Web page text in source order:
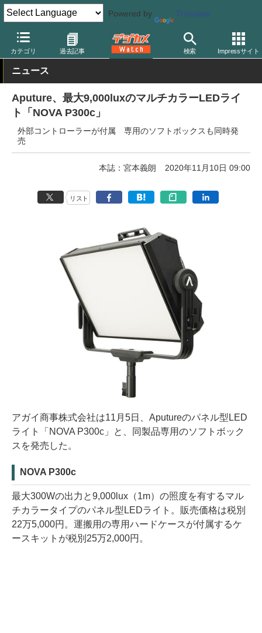
Powered by Translate
カテゴリ 過去記事 検索 Impressサイト
デジカメ Watch 撮影用品 ストロボ（フラッシュ） その他
ニュース
Aputure、最大9,000luxのマルチカラーLEDライ
ト「NOVA P300c」
外部コントローラーが付属 専用のソフトボックスも同時発
売
本誌：宮本義朗 2020年11月10日 09:00
リスト
アガイ商事株式会社は11月5日、Aputureのパネル型LED
ライト「NOVA P300c」と、同製品専用のソフトボック
スを発売した。
NOVA P300c
最大300Wの出力と9,000lux（1m）の照度を有するマル
チカラータイプのパネル型LEDライト。販売価格は税別
22万5,000円。運搬用の専用ハードケースが付属するケ
ースキットが税別25万2,000円。